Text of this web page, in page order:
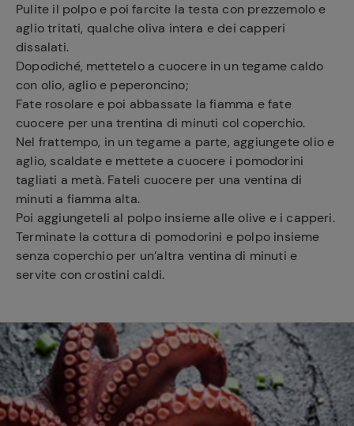
Pulite il polpo e poi farcite la testa con prezzemolo e
aglio tritati, qualche oliva intera e dei capperi
dissalati.
Dopodiché, mettetelo a cuocere in un tegame caldo
con olio, aglio e peperoncino;
Fate rosolare e poi abbassate la fiamma e fate
cuocere per una trentina di minuti col coperchio.
Nel frattempo, in un tegame a parte, aggiungete olio e
aglio, scaldate e mettete a cuocere i pomodorini
tagliati a metà. Fateli cuocere per una ventina di
minuti a fiamma alta.
Poi aggiungeteli al polpo insieme alle olive e i capperi.
Terminate la cottura di pomodorini e polpo insieme
senza coperchio per un’altra ventina di minuti e
servite con crostini caldi.